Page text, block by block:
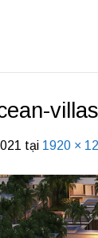
tại 1920 ×